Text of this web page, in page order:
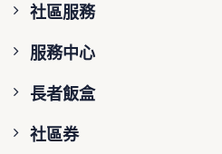
社區服務
服務中心
長者飯盒
社區券